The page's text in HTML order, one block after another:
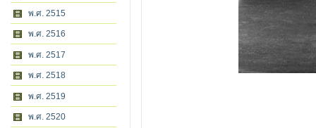
พ.ศ. 2515
พ.ศ. 2516
พ.ศ. 2517
พ.ศ. 2518
พ.ศ. 2519
พ.ศ. 2520